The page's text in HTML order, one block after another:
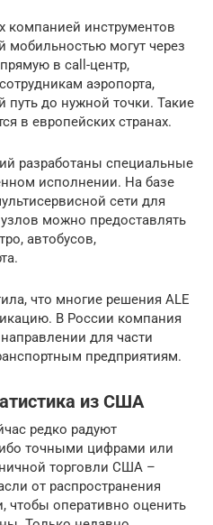
инструментов
мобильностью могут через
в call-центр,
аэропорта,
путь до нужной точки. Такие
в европейских странах.
разработаны специальные
исполнении. На базе
сети для
можно предоставлять
автобусов,
что многие решения ALE
В России компания
для части
предприятиям.
из США
редко радуют
точными цифрами или
торговли США –
от распространения
чтобы оперативно оценить